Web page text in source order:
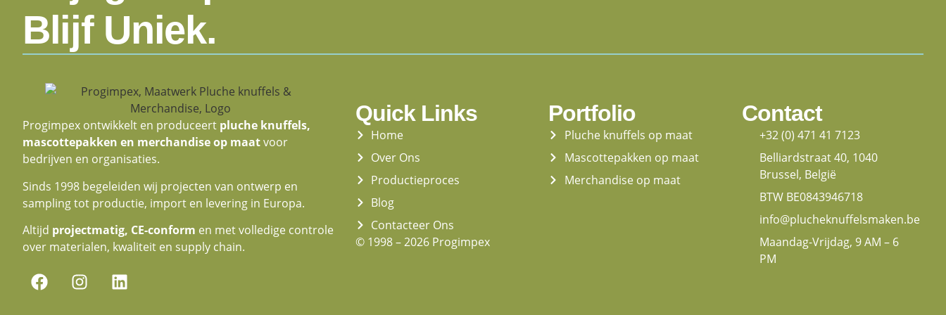
Blijf Uniek.
Progimpex ontwikkelt en produceert pluche knuffels,
mascottepakken en merchandise op maatvoor
bedrijven en organisaties.
Sinds 1998 begeleiden wij projecten van ontwerp en
sampling tot productie, import en levering in Europa.
Altijd projectmatig, CE-conform en met volledige controle
over materialen, kwaliteit en supply chain.
Quick Links
Home
Over Ons
Productieproces
Blog
Contacteer Ons
© 1998 – 2026 Progimpex
Portfolio
Pluche knuffels op maat
Mascottepakken op maat
Merchandise op maat
Contact
+32 (0) 471 41 7123
Belliardstraat 40, 1040
Brussel, België
BTW BE0843946718
info@plucheknuffelsmaken.be
Maandag-Vrijdag, 9 AM – 6
PM